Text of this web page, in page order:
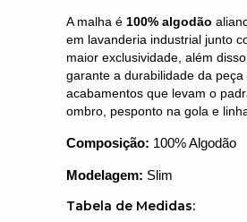
A malha é 100% algodão
em lavanderia industrial junto
maior exclusividade, além
garante a durabilidade da
acabamentos que levam o
ombro, pesponto na gola e
Composição: 100% Algodão
Modelagem: Slim
Tabela de Medidas: